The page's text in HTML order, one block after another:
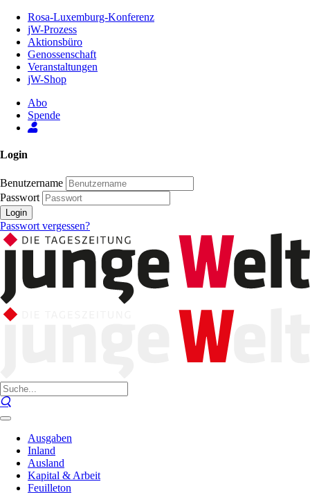
Inhalt
Seite
Rosa-Luxemburg-Konferenz
jW-Prozess
Aktionsbüro
Genossenschaft
Veranstaltungen
jW-Shop
Abo
Spende
Login
Benutzername
Passwort
Login
Passwort vergessen?
Ausgaben
Inland
Ausland
Kapital & Arbeit
Feuilleton